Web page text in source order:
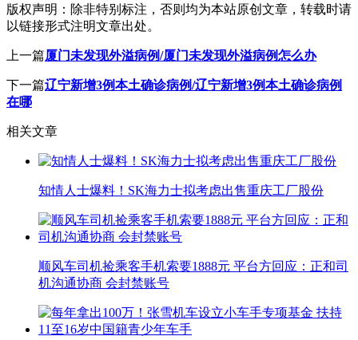
版权声明： 除非特别标注，否则均为本站原创文章，转载时请
以链接形式注明文章出处。
上一篇厦门未发现外溢病例/厦门未发现外溢病例怎么办
下一篇辽宁新增3例本土确诊病例/辽宁新增3例本土确诊病例
在哪
相关文章
知情人士爆料！SK海力士拟考虑出售重庆工厂股份
顺风车司机捡乘客手机索要1888元 平台方回应：正和司
机沟通协商 会封禁账号